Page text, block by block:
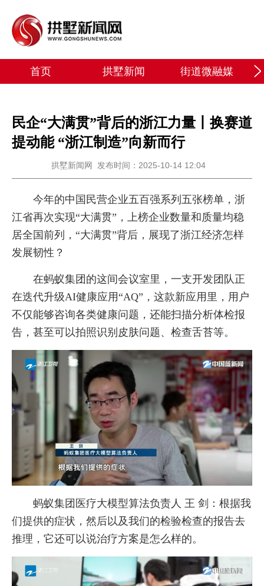
首页 拱墅新闻 街道微融媒
民企“大满贯”背后的浙江力量丨换赛道
提动能 “浙江制造”向新而行
拱墅新闻网 发布时间：2025-10-14 12:04
今年的中国民营企业五百强系列五张榜单，浙
江省再次实现“大满贯”，上榜企业数量和质量均稳
居全国前列，“大满贯”背后，展现了浙江经济怎样
发展韧性？
在蚂蚁集团的这间会议室里，一支开发团队正
在迭代升级AI健康应用“AQ”，这款新应用里，用户
不仅能够咨询各类健康问题，还能扫描分析体检报
告，甚至可以拍照识别皮肤问题、检查舌苔等。
蚂蚁集团医疗大模型算法负责人 王 剑：根据我
们提供的症状，然后以及我们的检验检查的报告去
推理，它还可以说治疗方案是怎么样的。